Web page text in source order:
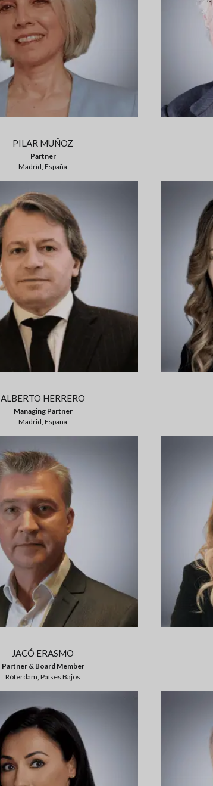
PILAR MUÑOZ
Partner
Madrid, España
ALBERTO HERRERO
Managing Partner
Madrid, España
JACÓ ERASMO
Partner & Board Member
Róterdam, Países Bajos